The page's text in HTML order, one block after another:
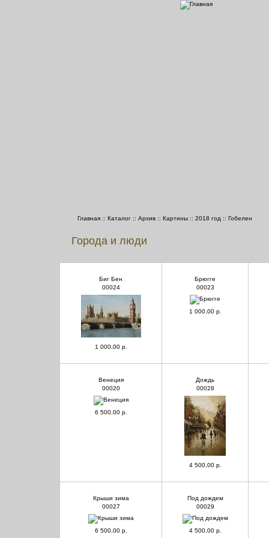
Главная :: Каталог :: Архив :: Картины :: 2018 год :: Гобелен
Города и люди
Биг Бен
00024
1 000,00 р.
Брюгге
00023
1 000,00 р.
Венеция
00020
6 500,00 р.
Дождь
00028
4 500,00 р.
Крыши зима
00027
6 500,00 р.
Под дождем
00029
4 500,00 р.